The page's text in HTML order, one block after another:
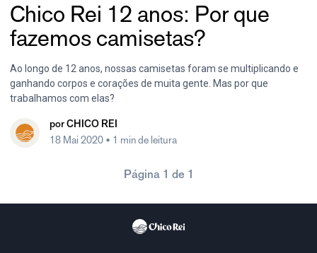
Chico Rei 12 anos: Por que
fazemos camisetas?
Ao longo de 12 anos, nossas camisetas foram se multiplicando e
ganhando corpos e corações de muita gente. Mas por que
trabalhamos com elas?
por CHICO REI
18 Mai 2020 • 1 min de leitura
Página 1 de 1